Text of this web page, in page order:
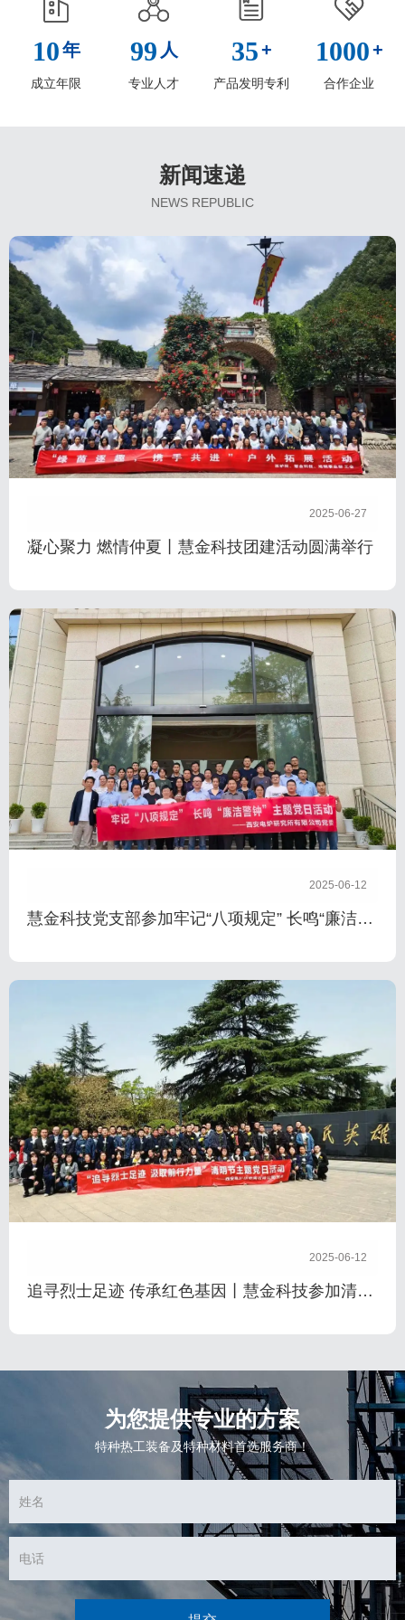
10年
成立年限
99 人
专业人才
35+
产品发明专利
1000+
合作企业
新闻速递
NEWS REPUBLIC
2025-06-27
凝心聚力 燃情仲夏丨慧金科技团建活动圆满举行
2025-06-12
慧金科技党支部参加牢记“八项规定” 长鸣“廉洁警
2025-06-12
追寻烈士足迹 传承红色基因丨慧金科技参加清明
为您提供专业的方案
特种热工装备及特种材料首选服务商！